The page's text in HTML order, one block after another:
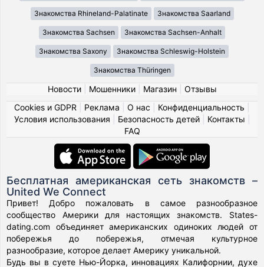
Знакомства Rhineland-Palatinate Знакомства Saarland
Знакомства Sachsen Знакомства Sachsen-Anhalt
Знакомства Saxony Знакомства Schleswig-Holstein
Знакомства Thüringen
Новости| Мошенники| Магазин
Отзывы
Cookies и GDPR
Реклама О нас Конфиденциальность
Условия использования
Безопасность детей| Контакты
FAQ
Бесплатная американская сеть знакомств –
United We Connect
Привет! Добро пожаловать в самое разнообразное
сообщество Америки для настоящих знакомств. States-
dating.com объединяет американских одиноких людей от
побережья до побережья, отмечая культурное
разнообразие, которое делает Америку уникальной.
Будь вы в суете Нью-Йорка, инновациях Калифорнии, духе